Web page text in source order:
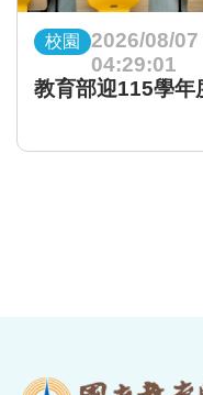
校園
2026/08/07
04:29:01